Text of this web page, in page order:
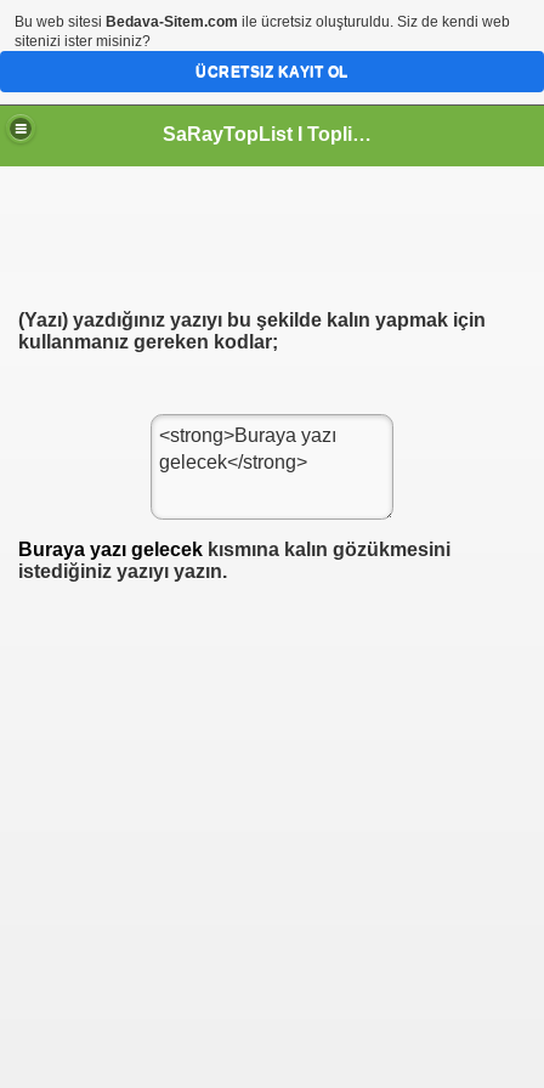
SaRayTopList I Toplist I Site Ekle I Google Site Kaydet I Hit Kazan
(Yazı) yazdığınız yazıyı bu şekilde kalın yapmak için
kullanmanız gereken kodlar;
Buraya yazı gelecek kısmına kalın gözükmesini
istediğiniz yazıyı yazın.
Bu web sitesi Bedava-Sitem.com ile ücretsiz oluşturuldu. Siz de kendi web
sitenizi ister misiniz?
ÜCRETSIZ KAYIT OL